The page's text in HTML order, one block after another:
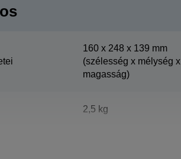
160‎ x 248 x 139 mm
(szélesség x mélység x
magasság)
2,5 kg